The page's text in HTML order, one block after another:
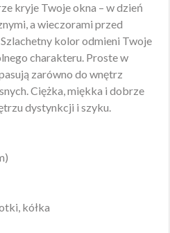
kryje Twoje okna – w dzień
a wieczorami przed
kolor odmieni Twoje
charakteru. Proste w
zarówno do wnętrz
Ciężka, miękka i dobrze
dystynkcji i szyku.
kółka